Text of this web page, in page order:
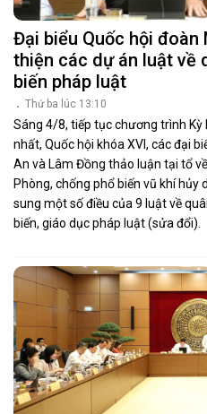
Đại biểu Quốc hội đoàn
thiện các dự án luật về
biến pháp luật
Thứ ba lúc 13:10
Sáng 4/8, tiếp tục chương trình
nhất, Quốc hội khóa XVI, các đại
An và Lâm Đồng thảo luận tại tổ
Phòng, chống phổ biến vũ khí hủy
sung một số điều của 9 luật về
biến, giáo dục pháp luật (sửa đổi).